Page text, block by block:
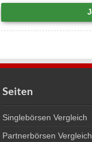
Seiten
Singlebörsen Vergleich
Partnerbörsen Vergleich